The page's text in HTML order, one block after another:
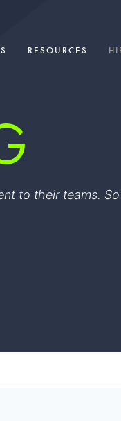
RESOURCES
to their teams.